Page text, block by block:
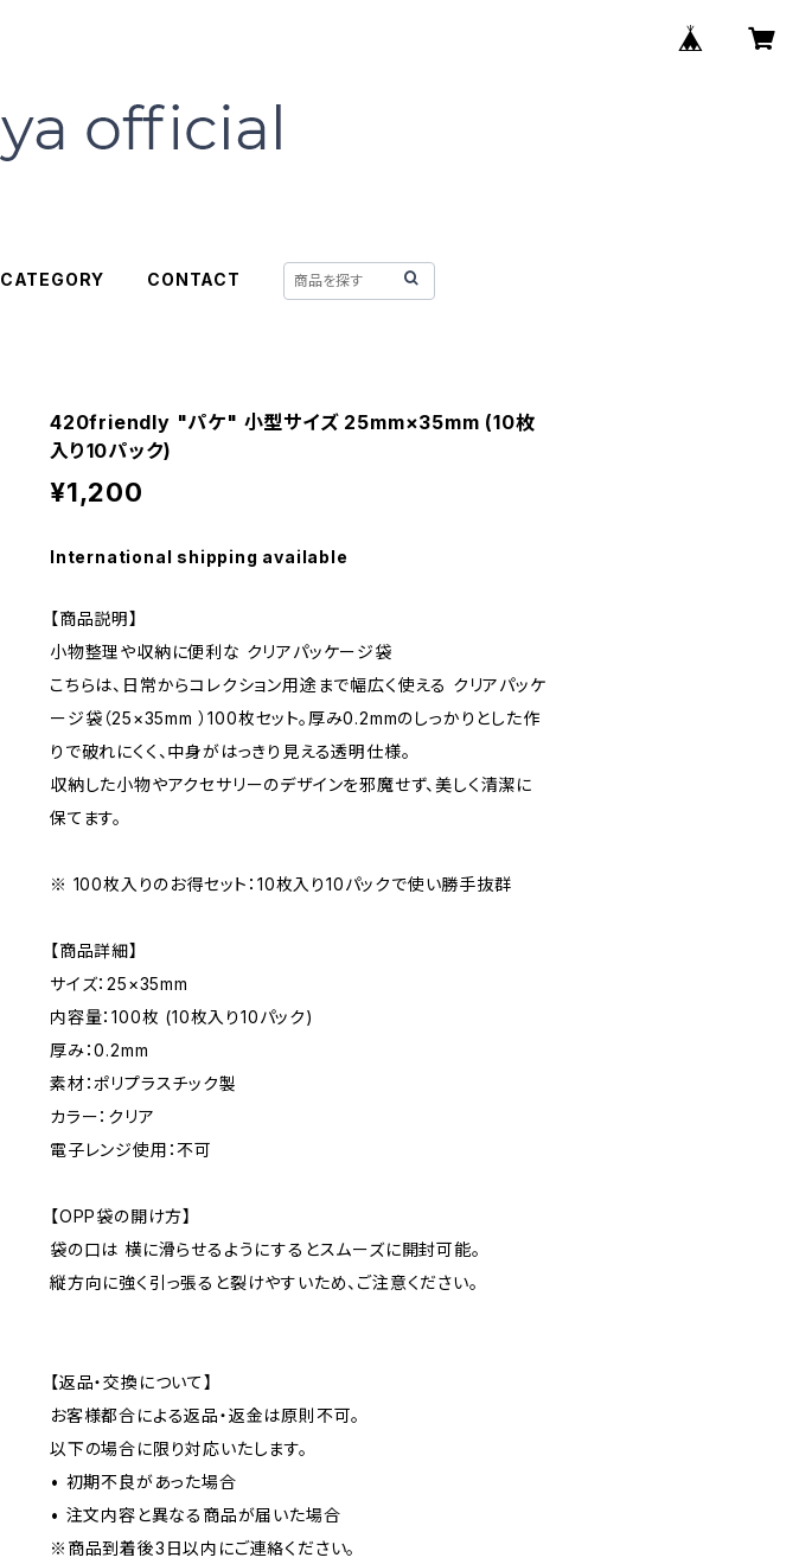
CATEGORY CONTACT
420friendly "パケ" 小型サイズ 25mm×35mm (10枚
入り10パック)
¥1,200
International shipping available
【商品説明】
小物整理や収納に便利な クリアパッケージ袋
こちらは、日常からコレクション用途まで幅広く使える クリアパッケ
ージ袋（25×35mm ）100枚セット。厚み0.2mmのしっかりとした作
りで破れにくく、中身がはっきり見える透明仕様。
収納した小物やアクセサリーのデザインを邪魔せず、美しく清潔に
保てます。
※ 100枚入りのお得セット：10枚入り10パックで使い勝手抜群
【商品詳細】
サイズ：25×35mm
内容量：100枚 (10枚入り10パック)
厚み：0.2mm
素材：ポリプラスチック製
カラー：クリア
電子レンジ使用：不可
【OPP袋の開け方】
袋の口は 横に滑らせるようにするとスムーズに開封可能。
縦方向に強く引っ張ると裂けやすいため、ご注意ください。
【返品・交換について】
お客様都合による返品・返金は原則不可。
以下の場合に限り対応いたします。
• 初期不良があった場合
• 注文内容と異なる商品が届いた場合
※商品到着後3日以内にご連絡ください。